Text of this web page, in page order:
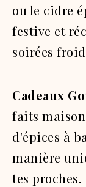
ou le cidre
festive et
soirées
Cadeaux
faits
d'épices à
manière
tes proches.